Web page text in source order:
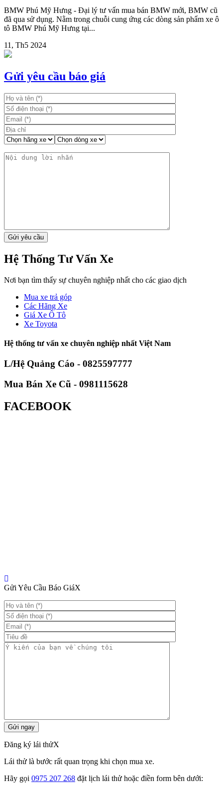
BMW Phú Mỹ Hưng - Đại lý tư vấn mua bán BMW mới, BMW cũ
đã qua sử dụng. Nằm trong chuỗi cung ứng các dòng sản phẩm xe ô
tô BMW Phú Mỹ Hưng tại...
11, Th5 2024
Gửi yêu cầu báo giá
Hệ Thống Tư Vấn Xe
Nơi bạn tìm thấy sự chuyên nghiệp nhất cho các giao dịch
Mua xe trả góp
Các Hãng Xe
Giá Xe Ô Tô
Xe Toyota
Hệ thống tư vấn xe chuyên nghiệp nhất Việt Nam
L/Hệ Quảng Cáo - 0825597777
Mua Bán Xe Cũ - 0981115628
FACEBOOK
Gửi Yêu Cầu Báo GiáX
Đăng ký lái thửX
Lái thử là bước rất quan trọng khi chọn mua xe.
Hãy gọi 0975 207 268 đặt lịch lái thử hoặc điền form bên dưới: